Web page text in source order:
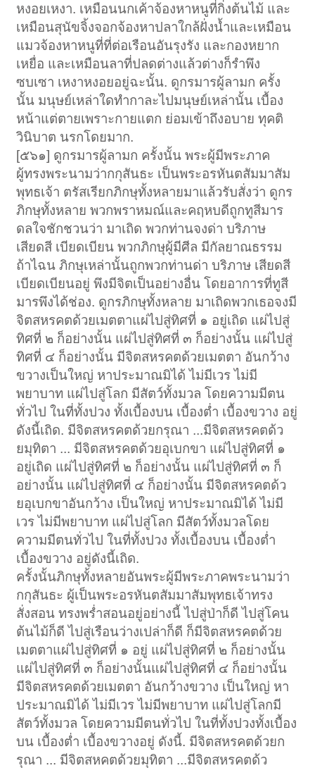
หงอยเหงา. เหมือนนกเค้าจ้องหาหนูที่กิ่งต้นไม้ และ
เหมือนสุนัขจิ้งจอกจ้องหาปลาใกล้ฝั่งน้ำและเหมือน
แมวจ้องหาหนูที่ที่ต่อเรือนอันรุงรัง และกองหยาก
เหยื่อ และเหมือนลาที่ปลดต่างแล้วต่างก็รำพึง
ซบเซา เหงาหงอยอยู่ฉะนั้น. ดูกรมารผู้ลามก ครั้ง
นั้น มนุษย์เหล่าใดทำกาละไปมนุษย์เหล่านั้น เบื้อง
หน้าแต่ตายเพราะกายแตก ย่อมเข้าถึงอบาย ทุคติ
วินิบาต นรกโดยมาก.
[๕๖๑] ดูกรมารผู้ลามก ครั้งนั้น พระผู้มีพระภาค
ผู้ทรงพระนามว่ากกุสันธะ เป็นพระอรหันตสัมมาสัม
พุทธเจ้า ตรัสเรียกภิกษุทั้งหลายมาแล้วรับสั่งว่า ดูกร
ภิกษุทั้งหลาย พวกพราหมณ์และคฤหบดีถูกทูสีมาร
ดลใจชักชวนว่า มาเถิด พวกท่านจงด่า บริภาษ
เสียดสี เบียดเบียน พวกภิกษุผู้มีศีล มีกัลยาณธรรม
ถ้าไฉน ภิกษุเหล่านั้นถูกพวกท่านด่า บริภาษ เสียดสี
เบียดเบียนอยู่ พึงมีจิตเป็นอย่างอื่น โดยอาการที่ทูสี
มารพึงได้ช่อง. ดูกรภิกษุทั้งหลาย มาเถิดพวกเธอจงมี
จิตสหรคตด้วยเมตตาแผ่ไปสู่ทิศที่ ๑ อยู่เถิด แผ่ไปสู่
ทิศที่ ๒ ก็อย่างนั้น แผ่ไปสู่ทิศที่ ๓ ก็อย่างนั้น แผ่ไปสู่
ทิศที่ ๔ ก็อย่างนั้น มีจิตสหรคตด้วยเมตตา อันกว้าง
ขวางเป็นใหญ่ หาประมาณมิได้ ไม่มีเวร ไม่มี
พยาบาท แผ่ไปสู่โลก มีสัตว์ทั้งมวล โดยความมีตน
ทั่วไป ในที่ทั้งปวง ทั้งเบื้องบน เบื้องต่ำ เบื้องขวาง อยู่
ดังนี้เถิด. มีจิตสหรคตด้วยกรุณา ...มีจิตสหรคตด้ว
ยมุทิตา ... มีจิตสหรคตด้วยอุเบกขา แผ่ไปสู่ทิศที่ ๑
อยู่เถิด แผ่ไปสู่ทิศที่ ๒ ก็อย่างนั้น แผ่ไปสู่ทิศที่ ๓ ก็
อย่างนั้น แผ่ไปสู่ทิศที่ ๔ ก็อย่างนั้น มีจิตสหรคตด้ว
ยอุเบกขาอันกว้าง เป็นใหญ่ หาประมาณมิได้ ไม่มี
เวร ไม่มีพยาบาท แผ่ไปสู่โลก มีสัตว์ทั้งมวลโดย
ความมีตนทั่วไป ในที่ทั้งปวง ทั้งเบื้องบน เบื้องต่ำ
เบื้องขวาง อยู่ดังนี้เถิด.
ครั้งนั้นภิกษุทั้งหลายอันพระผู้มีพระภาคพระนามว่า
กกุสันธะ ผู้เป็นพระอรหันตสัมมาสัมพุทธเจ้าทรง
สั่งสอน ทรงพร่ำสอนอยู่อย่างนี้ ไปสู่ป่าก็ดี ไปสู่โคน
ต้นไม้ก็ดี ไปสู่เรือนว่างเปล่าก็ดี ก็มีจิตสหรคตด้วย
เมตตาแผ่ไปสู่ทิศที่ ๑ อยู่ แผ่ไปสู่ทิศที่ ๒ ก็อย่างนั้น
แผ่ไปสู่ทิศที่ ๓ ก็อย่างนั้นแผ่ไปสู่ทิศที่ ๔ ก็อย่างนั้น
มีจิตสหรคตด้วยเมตตา อันกว้างขวาง เป็นใหญ่ หา
ประมาณมิได้ ไม่มีเวร ไม่มีพยาบาท แผ่ไปสู่โลกมี
สัตว์ทั้งมวล โดยความมีตนทั่วไป ในที่ทั้งปวงทั้งเบื้อง
บน เบื้องต่ำ เบื้องขวางอยู่ ดังนี้. มีจิตสหรคตด้วยก
รุณา ... มีจิตสหคตด้วยมุทิตา ...มีจิตสหรคตด้ว